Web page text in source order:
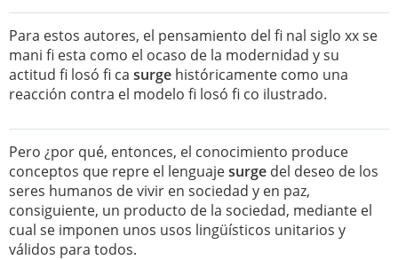
Para estos autores, el pensamiento del fi nal siglo xx se
mani fi esta como el ocaso de la modernidad y su
actitud fi losó fi ca surge históricamente como una
reacción contra el modelo fi losó fi co ilustrado.
Pero ¿por qué, entonces, el conocimiento produce
conceptos que repre el lenguajesurge del deseo de los
seres humanos de vivir en sociedad y en paz,
consiguiente, un producto de la sociedad, mediante el
cual se imponen unos usos lingüísticos unitarios y
válidos para todos.